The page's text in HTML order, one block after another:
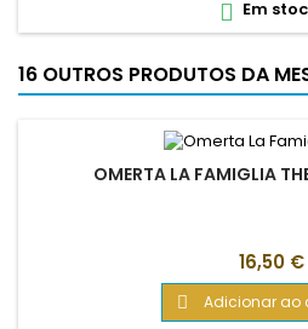
 Em
16 OUTROS PRODUTOS DA
OMERTA LA FAMIGLIA
Preço
16,50 €
 Adicionar ao